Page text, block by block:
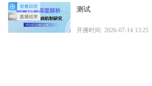
测试
开播时间: 2026-07-14 13:25